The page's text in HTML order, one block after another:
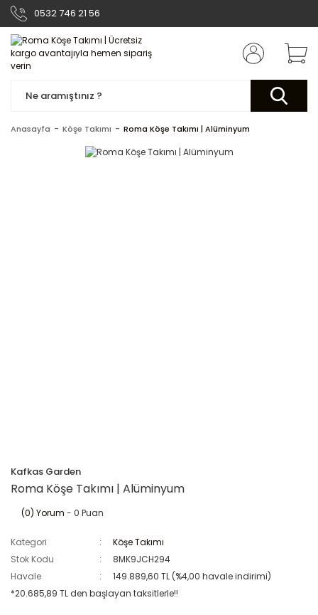
0532 746 21 56
Anasayfa Köşe Takımı Roma Köşe Takımı | Alüminyum
Kafkas Garden
Roma Köşe Takımı | Alüminyum
(0) Yorum - 0 Puan
Kategori
Köşe Takımı
Stok Kodu
8MK9JCH294
Havale
149.889,60 TL (%4,00 havale indirimi)
*20.685,89 TL den başlayan taksitlerle!!